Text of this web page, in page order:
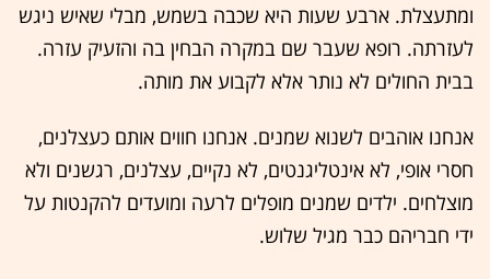
ומתעצלת. ארבע שעות היא שכבה בשמש, מבלי שאיש ניגש
לעזרתה. רופא שעבר שם במקרה הבחין בה והזעיק עזרה.
בבית החולים לא נותר אלא לקבוע את מותה.
אנחנו אוהבים לשנוא שמנים. אנחנו חווים אותם כעצלנים,
חסרי אופי, לא אינטליגנטים, לא נקיים, עצלנים, רגשנים ולא
מוצלחים. ילדים שמנים מופלים לרעה ומועדים להקנטות על
ידי חבריהם כבר מגיל שלוש.